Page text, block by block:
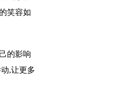
笑容如
的影响
,让更多